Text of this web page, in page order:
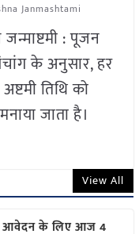
Janmashtami
: पूजन
के अनुसार, हर
तिथि को
जाता है।
View All
आवेदन के लिए आज 4